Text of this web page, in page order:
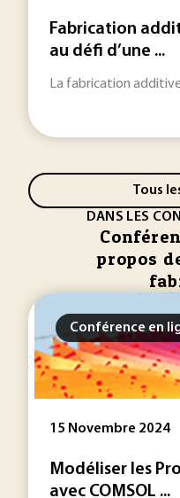
Fabrication
au défi d’une ...
La fabrication
Tous
DANS LES
propos
Conférence en
15 Novembre 2024
Modéliser les
avec COMSOL ...